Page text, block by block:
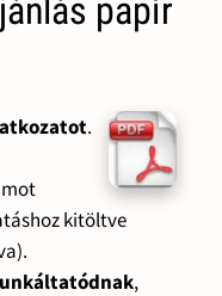
papír
.
kitöltve
,